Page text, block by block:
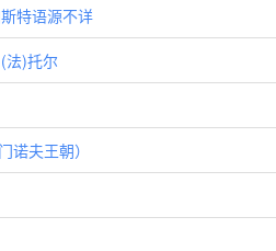
特语源不详
)托尔
夫王朝）